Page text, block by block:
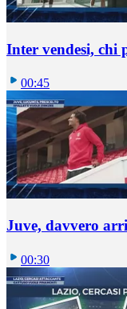
Inter vendesi, chi
00:45
Juve, davvero
00:30